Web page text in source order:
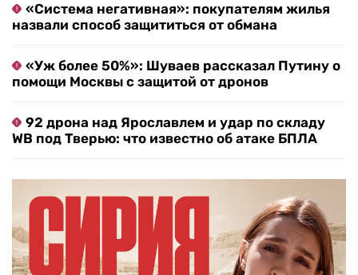
«Система негативная»: покупателям жилья
назвали способ защититься от обмана
«Уж более 50%»: Шуваев рассказал Путину о
помощи Москвы с защитой от дронов
92 дрона над Ярославлем и удар по складу
WB под Тверью: что известно об атаке БПЛА